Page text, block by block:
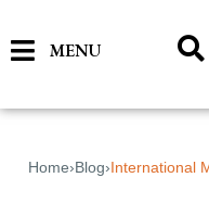
MENU
Home›Blog›International